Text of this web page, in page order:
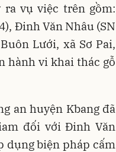
ra vụ việc trên gồm:
Đinh Văn Nhâu (SN
Lưới, xã Sơ Pai,
hành vi khai thác gỗ
an huyện Kbang đã
đối với Đinh Văn
dụng biện pháp cấm